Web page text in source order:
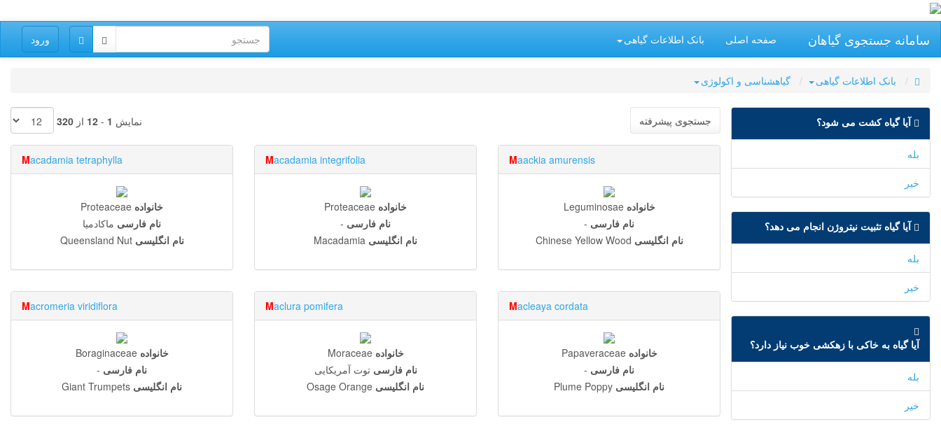
سامانه جستجوی گیاهان صفحه اصلی بانک اطلاعات گیاهی ورود
بانک اطلاعات گیاهی گیاهشناسی و اکولوژی
آیا گیاه کشت می شود؟
بله
خیر
آیا گیاه تثبیت نیتروژن انجام می دهد؟
بله
خیر
آیا گیاه به خاکی با زهکشی خوب نیاز دارد؟
بله
خیر
جستجوی پیشرفته نمایش 1
-
12 از 320
Maackia amurensis
خانواده Leguminosae
نام فارسی -
نام انگلیسی Chinese Yellow Wood
Macadamia integrifolia
خانواده Proteaceae
نام فارسی -
نام انگلیسی Macadamia
Macadamia tetraphylla
خانواده Proteaceae
نام فارسی ماکادمیا
نام انگلیسی Queensland Nut
Macleaya cordata
خانواده Papaveraceae
نام فارسی -
نام انگلیسی Plume Poppy
Maclura pomifera
خانواده Moraceae
نام فارسی توت آمریکایی
نام انگلیسی Osage Orange
Macromeria viridiflora
خانواده Boraginaceae
نام فارسی -
نام انگلیسی Giant Trumpets